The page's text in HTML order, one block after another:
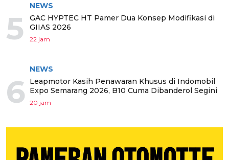
5
NEWS
GAC HYPTEC HT Pamer Dua Konsep Modifikasi di
GIIAS 2026
22 jam
6
NEWS
Leapmotor Kasih Penawaran Khusus di Indomobil
Expo Semarang 2026, B10 Cuma Dibanderol Segini
20 jam